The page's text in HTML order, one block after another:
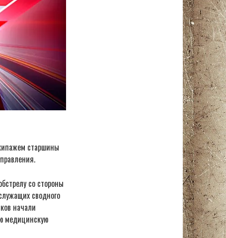
старшины
со стороны
сводного
начали
медицинскую